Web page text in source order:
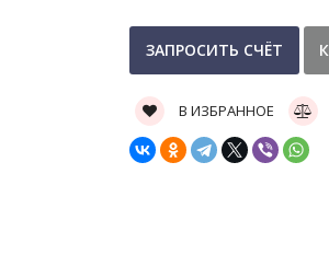
В ИЗБРАННОЕ